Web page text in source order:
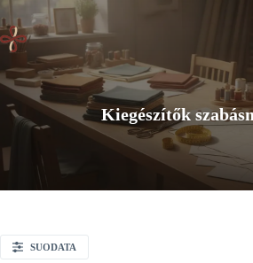
Skip
to
content
Főoldal
Kiegészítők
SUODATA